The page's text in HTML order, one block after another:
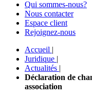
Qui sommes-nous?
Nous contacter
Espace client
Rejoignez-nous
Accueil |
Juridique |
Actualités |
Déclaration de
association